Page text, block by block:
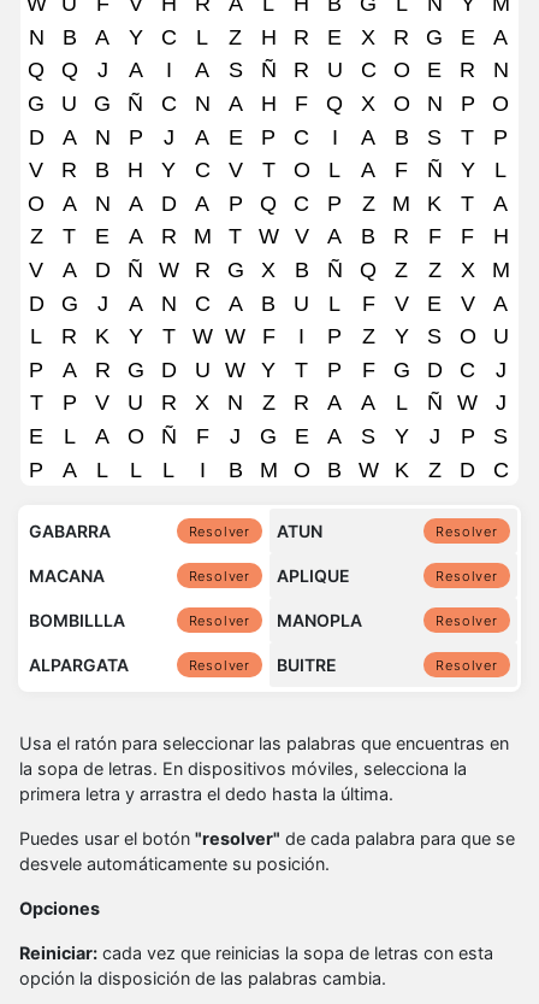
GABARRA Resolver ATUN Resolver
MACANA Resolver APLIQUE Resolver
BOMBILLLA Resolver MANOPLA Resolver
ALPARGATA Resolver BUITRE Resolver
Usa el ratón para seleccionar las palabras que encuentras en
la sopa de letras. En dispositivos móviles, selecciona la
primera letra y arrastra el dedo hasta la última.
Puedes usar el botón "resolver" de cada palabra para que se
desvele automáticamente su posición.
Opciones
Reiniciar: cada vez que reinicias la sopa de letras con esta
opción la disposición de las palabras cambia.